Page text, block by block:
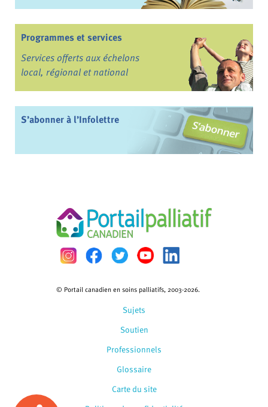
Programmes et services
Services offerts aux échelons
local, régional et national
S’abonner à l’Infolettre
Sujets
Soutien
Professionnels
Glossaire
© Portail canadien en soins palliatifs, 2003-2026.
Carte du site